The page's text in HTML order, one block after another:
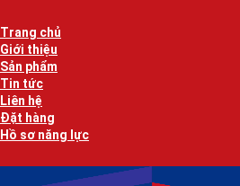
qua
nội
dung
Trang chủ
Giới thiệu
Sản phẩm
Tin tức
Liên hệ
Đặt hàng
Hồ sơ năng lực